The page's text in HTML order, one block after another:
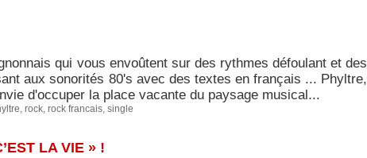
qui vous envoûtent sur des rythmes défoulant et des
aux sonorités 80's avec des textes en français ... Phyltre,
d'occuper la place vacante du paysage musical...
, rock, rock francais, single
LA VIE » !